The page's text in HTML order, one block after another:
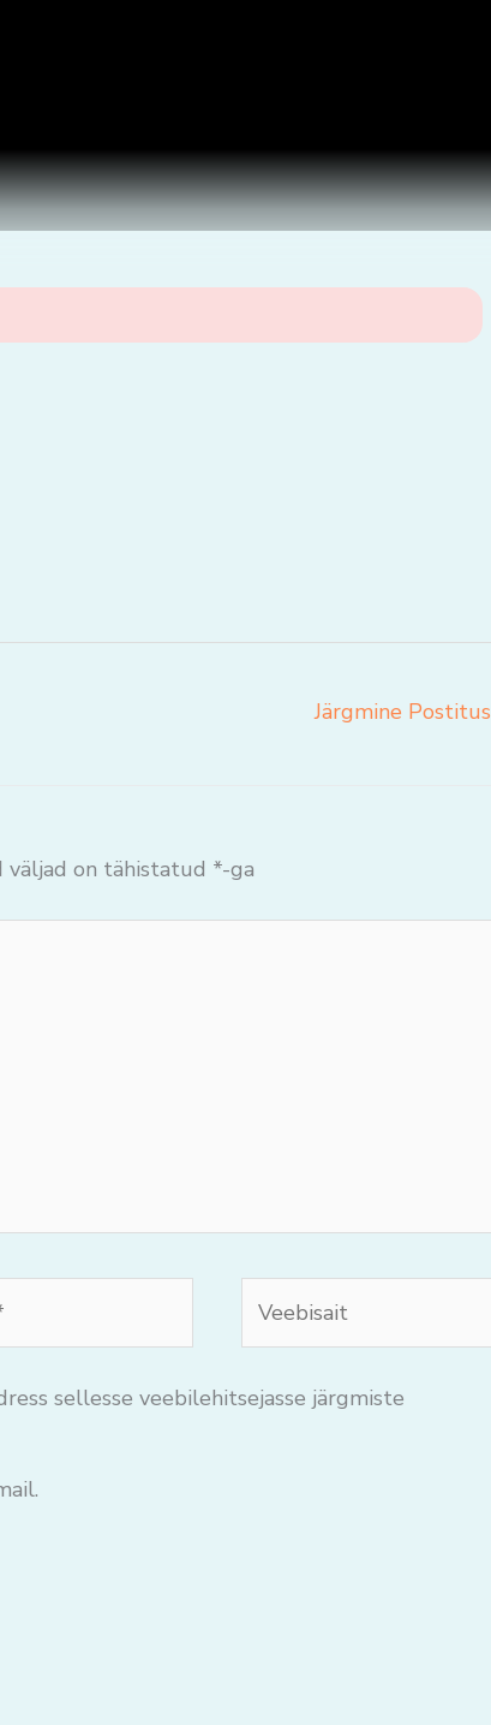
Järgmine Postitus
väljad on tähistatud *-ga
sellesse veebilehitsejasse järgmiste